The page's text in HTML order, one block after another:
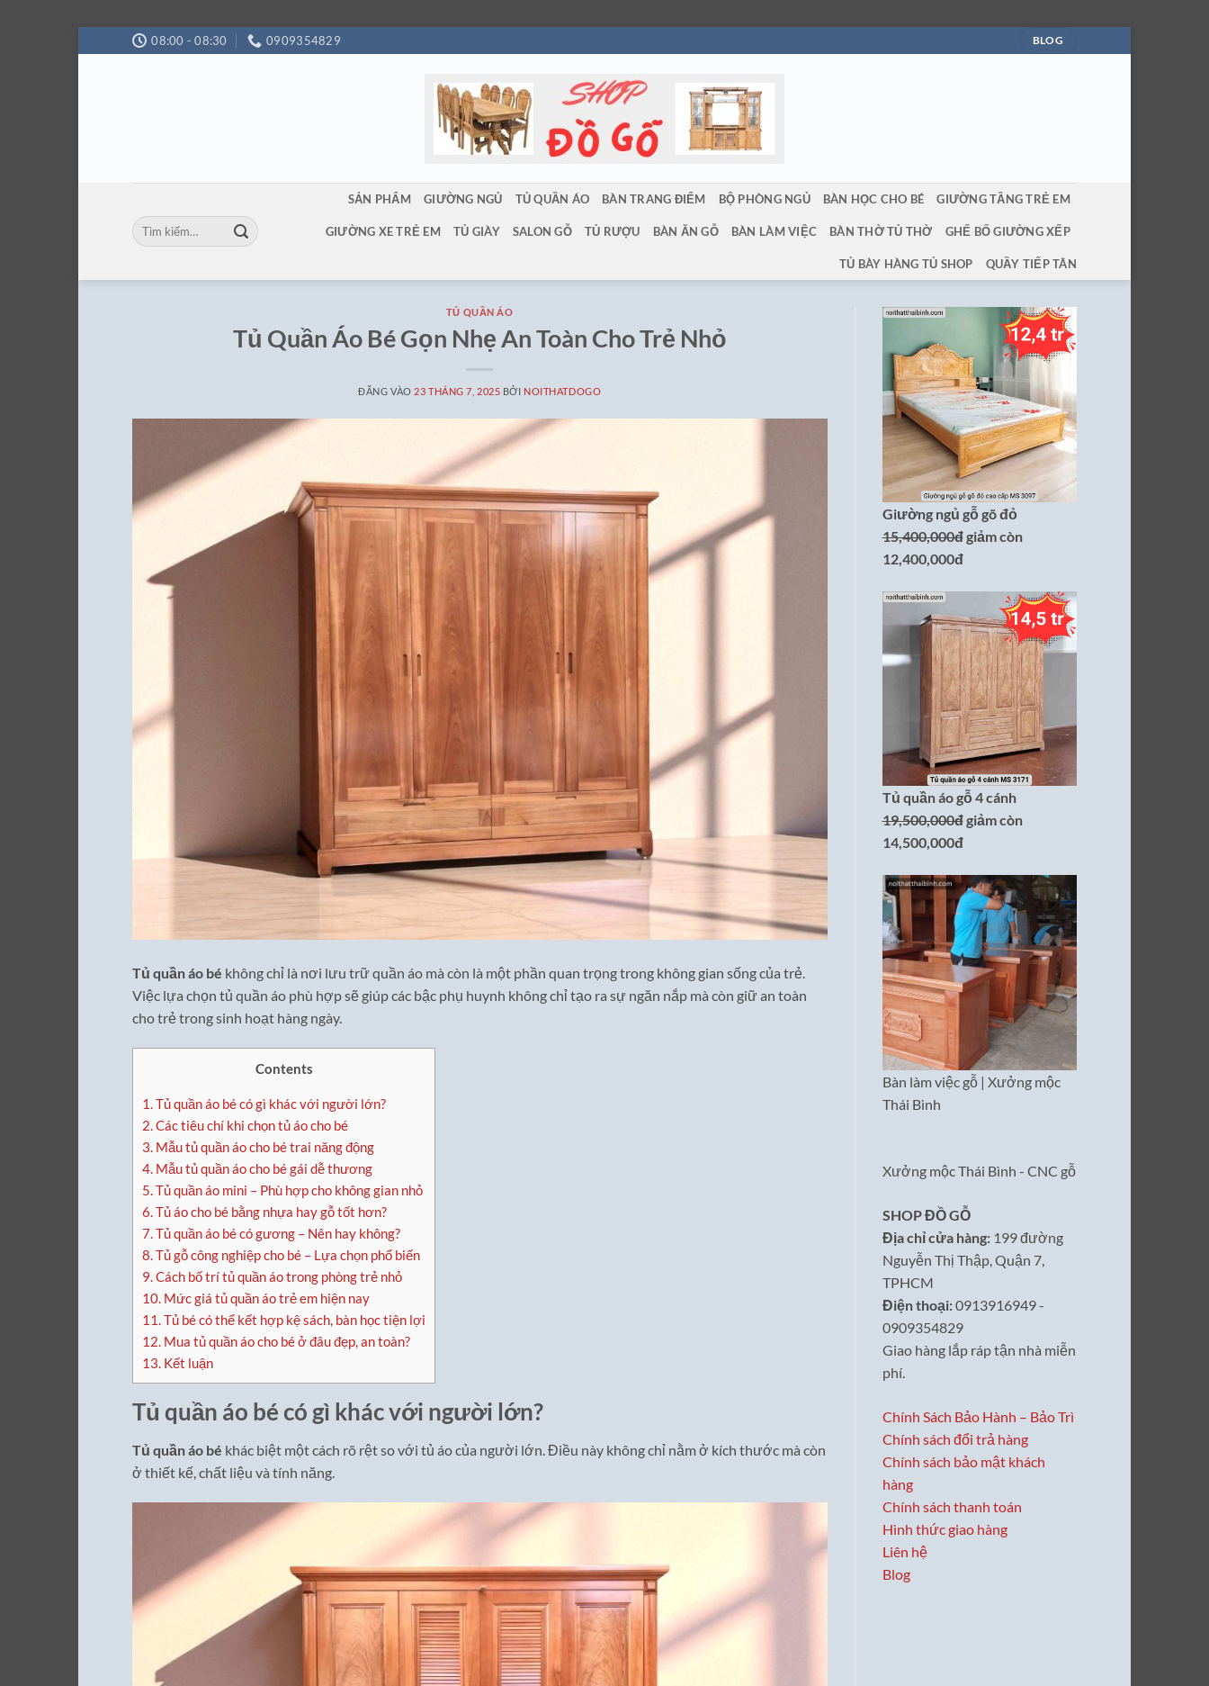
qua
08:00 - 08:30 0909354829 BLOG
Tìm
kiếm:
SẢN PHẨM GIƯỜNG NGỦ TỦ QUẦN ÁO BÀN TRANG ĐIỂM BỘ PHÒNG NGỦ BÀN HỌC CHO BÉ GIƯỜNG TẦNG TRẺ EM
GIƯỜNG XE TRẺ EM TỦ GIÀY SALON GỖ TỦ RƯỢU BÀN ĂN GỖ BÀN LÀM VIỆC BÀN THỜ TỦ THỜ GHẾ BỐ GIƯỜNG XẾP
TỦ BÀY HÀNG TỦ SHOP QUẦY TIẾP TÂN
TỦ QUẦN ÁO
Tủ Quần Áo Bé Gọn Nhẹ An Toàn Cho Trẻ Nhỏ
ĐĂNG VÀO 23 THÁNG 7, 2025 BỞI NOITHATDOGO
Tủ quần áo bé không chỉ là nơi lưu trữ quần áo mà còn là một phần quan trọng trong không gian sống của trẻ.
Việc lựa chọn tủ quần áo phù hợp sẽ giúp các bậc phụ huynh không chỉ tạo ra sự ngăn nắp mà còn giữ an toàn
cho trẻ trong sinh hoạt hàng ngày.
Contents
1.Tủ quần áo bé có gì khác với người lớn?
2.Các tiêu chí khi chọn tủ áo cho bé
3. Mẫu tủ quần áo cho bé trai năng động
4. Mẫu tủ quần áo cho bé gái dễ thương
5.Tủ quần áo mini – Phù hợp cho không gian nhỏ
6.Tủ áo cho bé bằng nhựa hay gỗ tốt hơn?
7.Tủ quần áo bé có gương – Nên hay không?
8.Tủ gỗ công nghiệp cho bé – Lựa chọn phổ biến
9.Cách bố trí tủ quần áo trong phòng trẻ nhỏ
10. Mức giá tủ quần áo trẻ em hiện nay
11.Tủ bé có thể kết hợp kệ sách, bàn học tiện lợi
12. Mua tủ quần áo cho bé ở đâu đẹp, an toàn?
13. Kết luận
Tủ quần áo bé có gì khác với người lớn?
Tủ quần áo bé khác biệt một cách rõ rệt so với tủ áo của người lớn. Điều này không chỉ nằm ở kích thước mà còn
ở thiết kế, chất liệu và tính năng.
Giường ngủ gỗ gõ đỏ
15,400,000đgiảm còn
12,400,000đ
Tủ quần áo gỗ 4 cánh
19,500,000đgiảm còn
14,500,000đ
Bàn làm việc gỗ | Xưởng mộc
Thái Bình
Xưởng mộc Thái Bình - CNC gỗ
SHOP ĐỒ GỖ
Địa chỉ cửa hàng:199 đường
Nguyễn Thị Thập, Quận 7,
TPHCM
Điện thoại:0913916949 -
0909354829
Giao hàng lắp ráp tận nhà miễn
phí.
Chính Sách Bảo Hành – Bảo Trì
Chính sách đổi trả hàng
Chính sách bảo mật khách
hàng
Chính sách thanh toán
Hình thức giao hàng
Liên hệ
Blog